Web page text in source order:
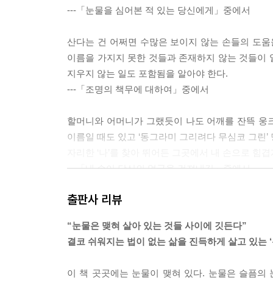
---「눈물을 심어본 적 있는 당신에게」중에서
산다는 건 어쩌면 수많은 보이지 않는 손들의 도
이름을 가지지 못한 것들과 존재하지 않는 것들
지우지 않는 일도 포함됨을 알아야 한다.
---「조명의 책무에 대하여」중에서
할머니와 어머니가 그랬듯이 나도 어깨를 잔뜩
이름일 때도 있고 ‘동그라미 그리려다 무심코 그린
---「내 손이 당신의 얼굴을 건져내길」중에서
수모의 공동체는 공통 기억으로 굴러간다. 그곳
---「수모의 공동체는 어떤 방언을 쓰는가」중에서
래서 왜곡과 혐오를 목적으로 하는 멸칭은 이름
출판사 리뷰
“눈물은 맺혀 살아 있는 것들 사이에 깃든다”
결코 쉬워지는 법이 없는 삶을 진득하게 살고 있는
이 책 곳곳에는 눈물이 맺혀 있다. 눈물은 슬픔